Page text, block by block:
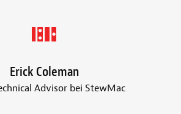
Erick Coleman
Advisor bei StewMac